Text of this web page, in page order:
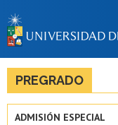
PREGRADO
ADMISIÓN ESPECIAL